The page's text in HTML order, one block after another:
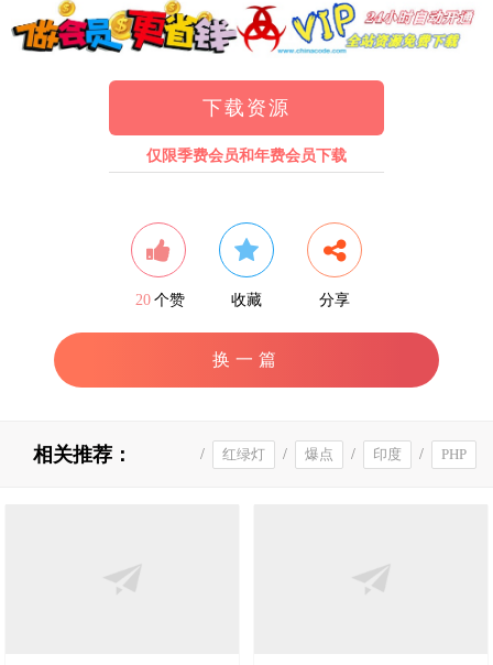
下载资源
仅限季费会员和年费会员下载
20 个赞 收藏 分享
换一篇
相关推荐： PHP
/
印度
/
爆点
/
红绿灯
/